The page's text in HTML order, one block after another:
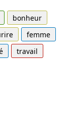
bonheur
femme
travail